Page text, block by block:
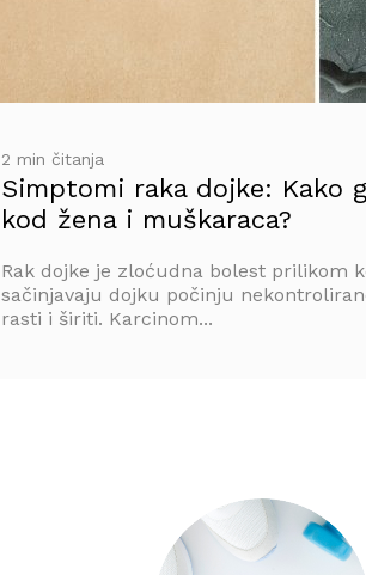
2 min čitanja
Simptomi raka dojke: Kako
kod žena i muškaraca?
Rak dojke je zloćudna bolest prilikom
sačinjavaju dojku počinju
rasti i širiti. Karcinom...